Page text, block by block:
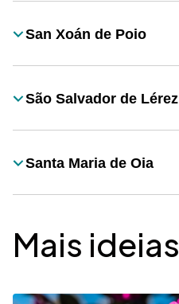
Título
San Xoán de Poio
Título
São Salvador de Lérez
Título
Santa Maria de Oia
Mais ideias